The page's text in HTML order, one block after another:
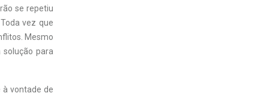
se repetiu
vez que
Mesmo
para
à vontade de